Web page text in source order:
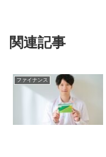
関連記事
ファイナンス